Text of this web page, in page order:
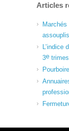
Articles
L’indice
3e